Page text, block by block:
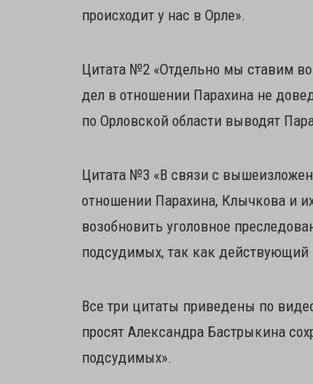
происходит у нас в Орле».
Цитата №2 «Отдельно мы ставим
дел в отношении Парахина не
по Орловской области выводят
Цитата №3 «В связи с
отношении Парахина, Клычкова и
возобновить уголовное
подсудимых, так как действующий
Все три цитаты приведены по
просят Александра Бастрыкина
подсудимых».